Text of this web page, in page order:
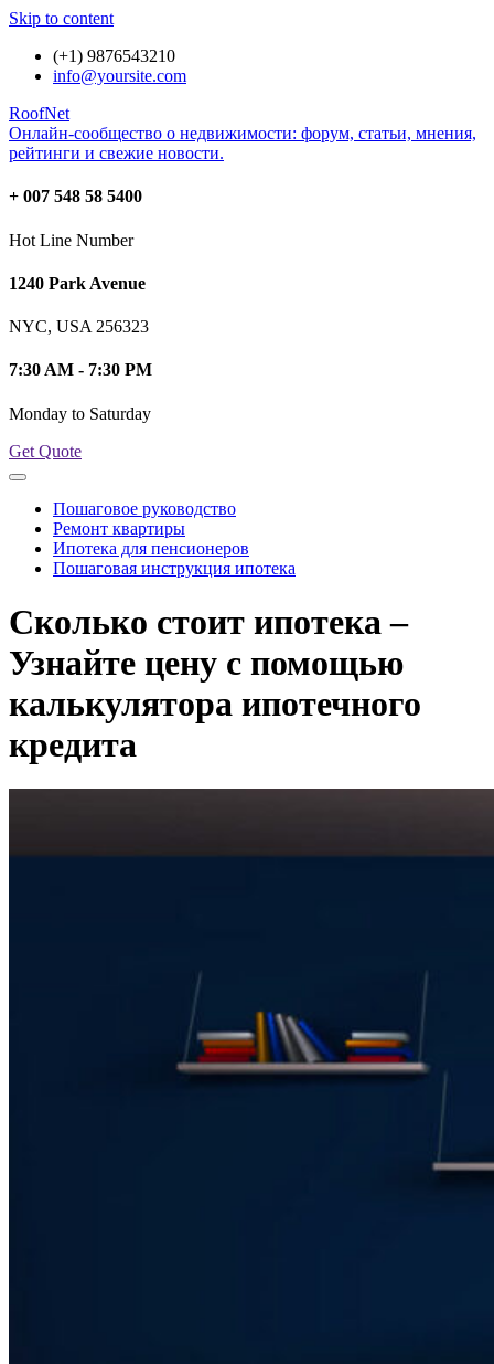
Skip to content
(+1) 9876543210
info@yoursite.com
RoofNet
Онлайн-сообщество о недвижимости: форум, статьи, мнения,
рейтинги и свежие новости.
+ 007 548 58 5400
Hot Line Number
1240 Park Avenue
NYC, USA 256323
7:30 AM - 7:30 PM
Monday to Saturday
Get Quote
Пошаговое руководство
Ремонт квартиры
Ипотека для пенсионеров
Пошаговая инструкция ипотека
Сколько стоит ипотека –
Узнайте цену с помощью
калькулятора ипотечного
кредита